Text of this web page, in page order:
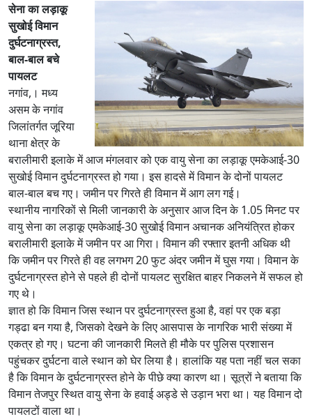
सेना का लड़ाकू
सुखोई विमान
दुर्घटनाग्रस्त,
बाल-बाल बचे
पायलट
नगांव,। मध्य
असम के नगांव
जिलांतर्गत जूरिया
थाना क्षेत्र के
बरालीमारी इलाके में आज मंगलवार को एक वायु सेना का लड़ाकू एमकेआई-30
सुखोई विमान दुर्घटनाग्रस्त हो गया। इस हादसे में विमान के दोनों पायलट
बाल-बाल बच गए। जमीन पर गिरते ही विमान में आग लग गई।
स्थानीय नागरिकों से मिली जानकारी के अनुसार आज दिन के 1.05 मिनट पर
वायु सेना का लड़ाकू एमकेआई-30 सुखोई विमान अचानक अनियंत्रित होकर
बरालीमारी इलाके में जमीन पर आ गिरा। विमान की रफ्तार इतनी अधिक थी
कि जमीन पर गिरते ही वह लगभग 20 फुट अंदर जमीन में घुस गया। विमान के
दुर्घटनाग्रस्त होने से पहले ही दोनों पायलट सुरक्षित बाहर निकलने में सफल हो
गए थे।
ज्ञात हो कि विमान जिस स्थान पर दुर्घटनाग्रस्त हुआ है, वहां पर एक बड़ा
गड्ढा बन गया है, जिसको देखने के लिए आसपास के नागरिक भारी संख्या में
एकत्र हो गए। घटना की जानकारी मिलते ही मौके पर पुलिस प्रशासन
पहुंचकर दुर्घटना वाले स्थान को घेर लिया है। हालांकि यह पता नहीं चल सका
है कि विमान के दुर्घटनाग्रस्त होने के पीछे क्या कारण था। सूत्रों ने बताया कि
विमान तेजपुर स्थित वायु सेना के हवाई अड्डे से उड़ान भरा था। यह विमान दो
पायलटों वाला था।